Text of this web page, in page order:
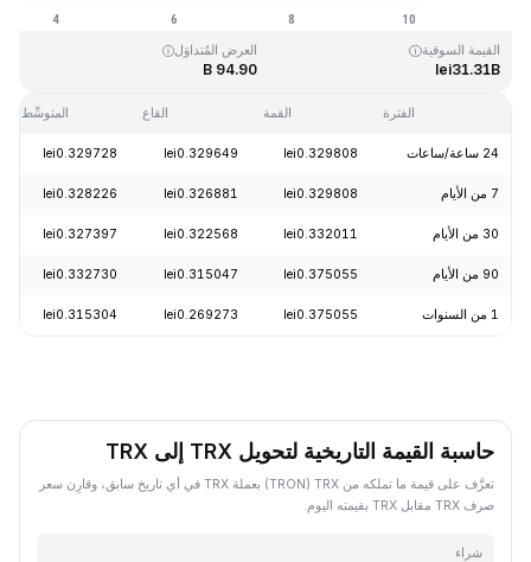
lei0.001804
القيمة السوقية
lei31.31B
العرض المُتداوَل
94.90 B
الفترة القمة القاع المتوسِّط
24 ساعة/ساعات lei0.329808
lei0.329649
lei0.329728
7 من الأيام lei0.329808
lei0.326881
lei0.328226
30 من الأيام lei0.332011
lei0.322568
lei0.327397
90 من الأيام lei0.375055
lei0.315047
lei0.332730
1 من السنوات lei0.375055
lei0.269273
lei0.315304
حاسبة القيمة التاريخية لتحويل TRX إلى TRX
تعرَّف على قيمة ما تملكه من TRX ‏(TRON) بعملة TRX في أي تاريخ سابق، وقارِن سعر
صرف TRX مقابل TRX بقيمته اليوم.
شراء